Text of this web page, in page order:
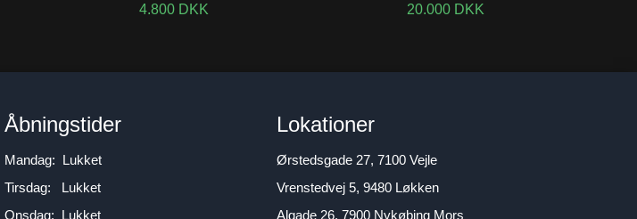
4.800 DKK
20.000 DKK
Åbningstider
Mandag: Lukket
Tirsdag: Lukket
Onsdag: Lukket
Lokationer
Ørstedsgade 27, 7100 Vejle
Vrenstedvej 5, 9480 Løkken
Algade 26, 7900 Nykøbing Mors